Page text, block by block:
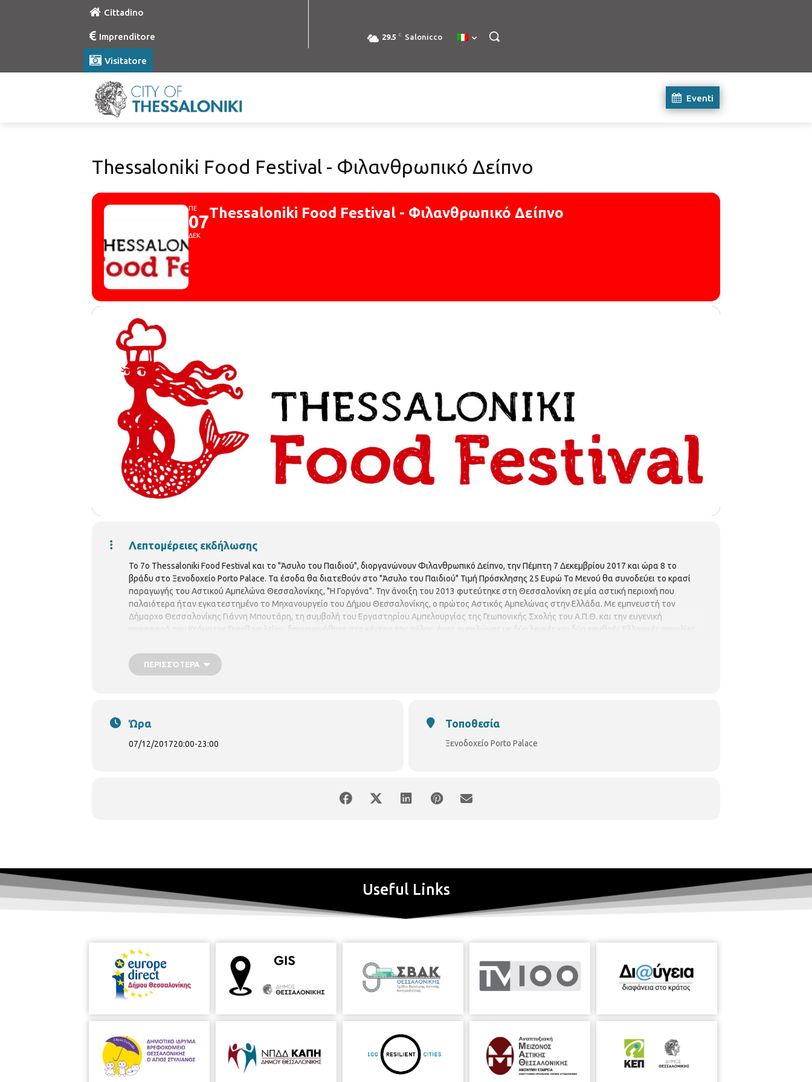
Cittadino
Imprenditore
Visitatore
29.5 C Salonicco
Eventi
Thessaloniki Food Festival - Φιλανθρωπικό Δείπνο
ΠΕ
07
ΔΕΚ
Thessaloniki Food Festival - Φιλανθρωπικό Δείπνο
Λεπτομέρειες εκδήλωσης
Το 7ο Thessaloniki Food Festival και το "Άσυλο του Παιδιού", διοργανώνουν Φιλανθρωπικό Δείπνο, την Πέμπτη 7 Δεκεμβρίου 2017 και ώρα 8 το
βράδυ στο Ξενοδοχείο Porto Palace. Τα έσοδα θα διατεθούν στο "Άσυλο του Παιδιού" Τιμή Πρόσκλησης 25 Ευρώ Το Μενού θα συνοδεύει το κρασί
παραγωγής του Αστικού Αμπελώνα Θεσσαλονίκης, "Η Γοργόνα". Την άνοιξη του 2013 φυτεύτηκε στη Θεσσαλονίκη σε μία αστική περιοχή που
παλαιότερα ήταν εγκατεστημένο το Μηχανουργείο του Δήμου Θεσσαλονίκης, ο πρώτος Αστικός Αμπελώνας στην Ελλάδα. Με εμπνευστή τον
Δήμαρχο Θεσσαλονίκης Γιάννη Μπουτάρη, τη συμβολή του Εργαστηρίου Αμπελουργίας της Γεωπονικής Σχολής του Α.Π.Θ. και την ευγενική
προσφορά του Κτήματος Γεροβασιλείου, δημιουργήθηκε στο κέντρο της πόλης, ένας αμπελώνας με δύο λευκές και δύο ερυθρές Ελληνικές ποικιλίες.
μορφή της στο σήμα του Thessaloniki Food Festival, δίνει το όνομα στο κρασί
ΠΕΡΙΣΣΌΤΕΡΑ
Ώρα
07/12/201720:00-23:00
Τοποθεσία
Ξενοδοχείο Porto Palace
Useful Links